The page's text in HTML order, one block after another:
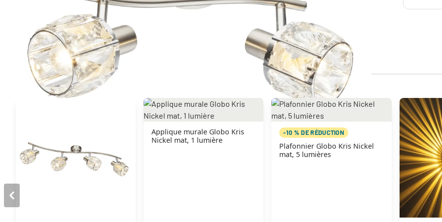
Autres produits similaires
Applique murale Globo Kris
Nickel mat, 1 lumière
-10 % DE RÉDUCTION
Plafonnier Globo Kris Nickel
mat, 5 lumières